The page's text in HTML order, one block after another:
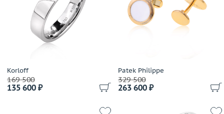
Korloff
169 500
135 600 ₽
Patek Philippe
329 500
263 600 ₽